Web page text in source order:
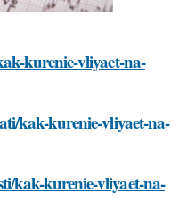
kurenie-vliyaet-na-
kak-kurenie-vliyaet-na-
kak-kurenie-vliyaet-na-